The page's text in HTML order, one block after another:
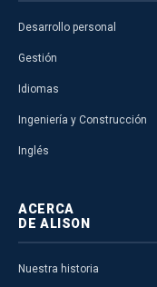
Desarrollo personal
Gestión
Idiomas
Ingeniería y Construcción
Inglés
ACERCA
DE ALISON
Nuestra historia